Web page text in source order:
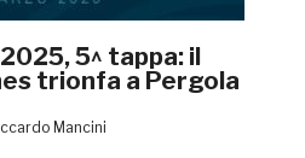
5^ tappa: il
trionfa a Pergola
Mancini